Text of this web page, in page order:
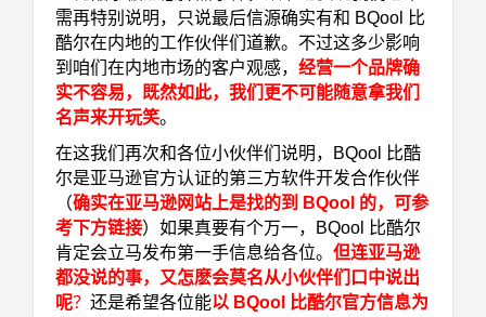
需再特别说明，只说最后信源确实有和 BQool 比
酷尔在内地的工作伙伴们道歉。不过这多少影响
到咱们在内地市场的客户观感， 经营一个品牌确
实不容易，既然如此，我们更不可能随意拿我们
名声来开玩笑。
在这我们再次和各位小伙伴们说明，BQool 比酷
尔是亚马逊官方认证的第三方软件开发合作伙伴
（确实在亚马逊网站上是找的到 BQool 的，可参
考下方链接）如果真要有个万一，BQool 比酷尔
肯定会立马发布第一手信息给各位。 但连亚马逊
都没说的事，又怎麽会莫名从小伙伴们口中说出
呢？ 还是希望各位能以 BQool 比酷尔官方信息为